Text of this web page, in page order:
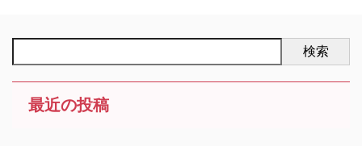
検索
最近の投稿